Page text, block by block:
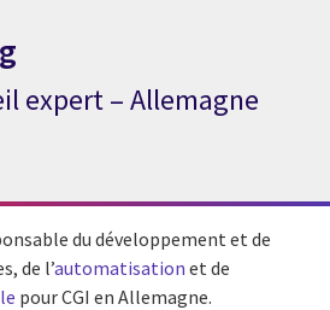
expert – Allemagne
du développement et de
de l’automatisation et de
pour CGI en Allemagne.